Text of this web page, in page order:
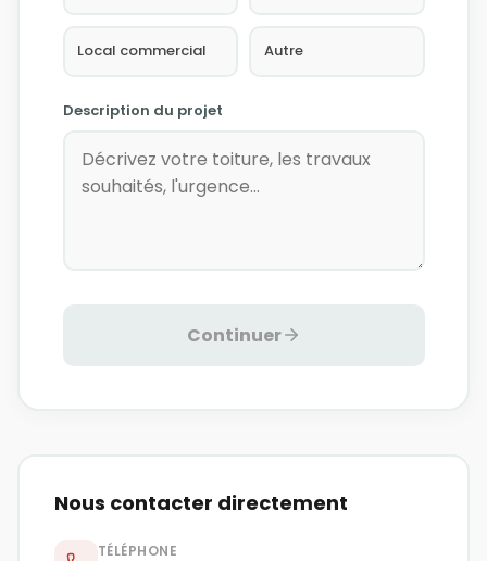
Local commercial Autre
Description du projet
Continuer
Nous contacter directement
TÉLÉPHONE